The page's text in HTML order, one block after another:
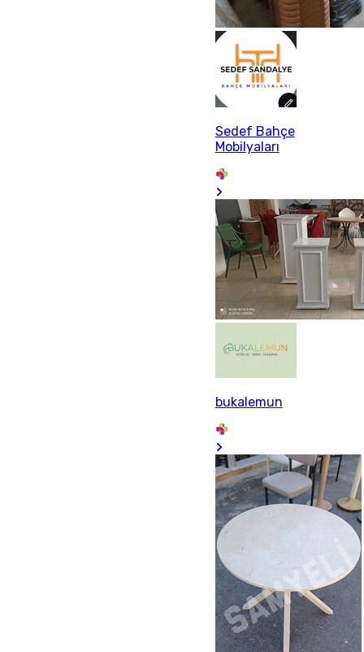
Sedef Bahçe
Mobilyaları
bukalemun